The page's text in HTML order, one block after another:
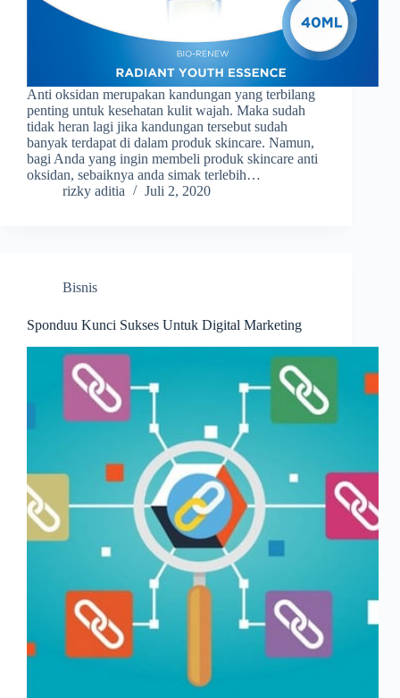
Anti oksidan merupakan kandungan yang terbilang
penting untuk kesehatan kulit wajah. Maka sudah
tidak heran lagi jika kandungan tersebut sudah
banyak terdapat di dalam produk skincare. Namun,
bagi Anda yang ingin membeli produk skincare anti
oksidan, sebaiknya anda simak terlebih…
rizky aditia
Juli 2, 2020
Bisnis
Sponduu Kunci Sukses Untuk Digital Marketing